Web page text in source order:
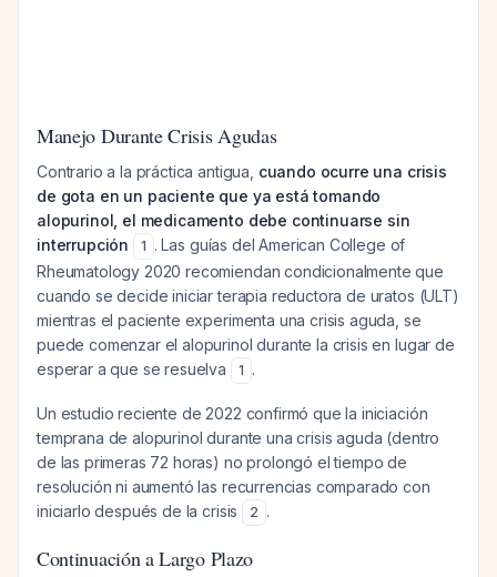
Manejo Durante Crisis Agudas
Contrario a la práctica antigua, cuando ocurre una crisis
de gota en un paciente que ya está tomando
alopurinol, el medicamento debe continuarse sin
interrupción
1 . Las guías del American College of
Rheumatology 2020 recomiendan condicionalmente que
cuando se decide iniciar terapia reductora de uratos (ULT)
mientras el paciente experimenta una crisis aguda, se
puede comenzar el alopurinol durante la crisis en lugar de
esperar a que se resuelva
1 .
Un estudio reciente de 2022 confirmó que la iniciación
temprana de alopurinol durante una crisis aguda (dentro
de las primeras 72 horas) no prolongó el tiempo de
resolución ni aumentó las recurrencias comparado con
iniciarlo después de la crisis
2 .
Continuación a Largo Plazo